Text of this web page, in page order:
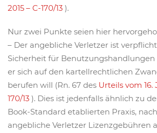
2015 – C-170/13 ).
Nur zwei Punkte seien hier
– Der angebliche Verletzer ist
Sicherheit für Benutzungshandlungen
er sich auf den kartellrechtlichen
berufen will (Rn. 67 des Urteils vom 16.
170/13 ). Dies ist jedenfalls ähnlich zu
Book-Standard etablierten Praxis,
angebliche Verletzer Lizenzgebühren